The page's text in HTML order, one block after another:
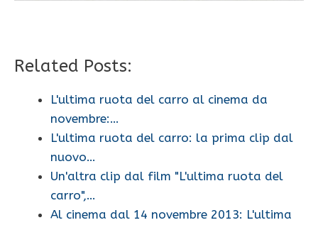
Related Posts:
L'ultima ruota del carro al cinema da
novembre:…
L'ultima ruota del carro: la prima clip dal
nuovo…
Un'altra clip dal film "L'ultima ruota del
carro",…
Al cinema dal 14 novembre 2013: L'ultima